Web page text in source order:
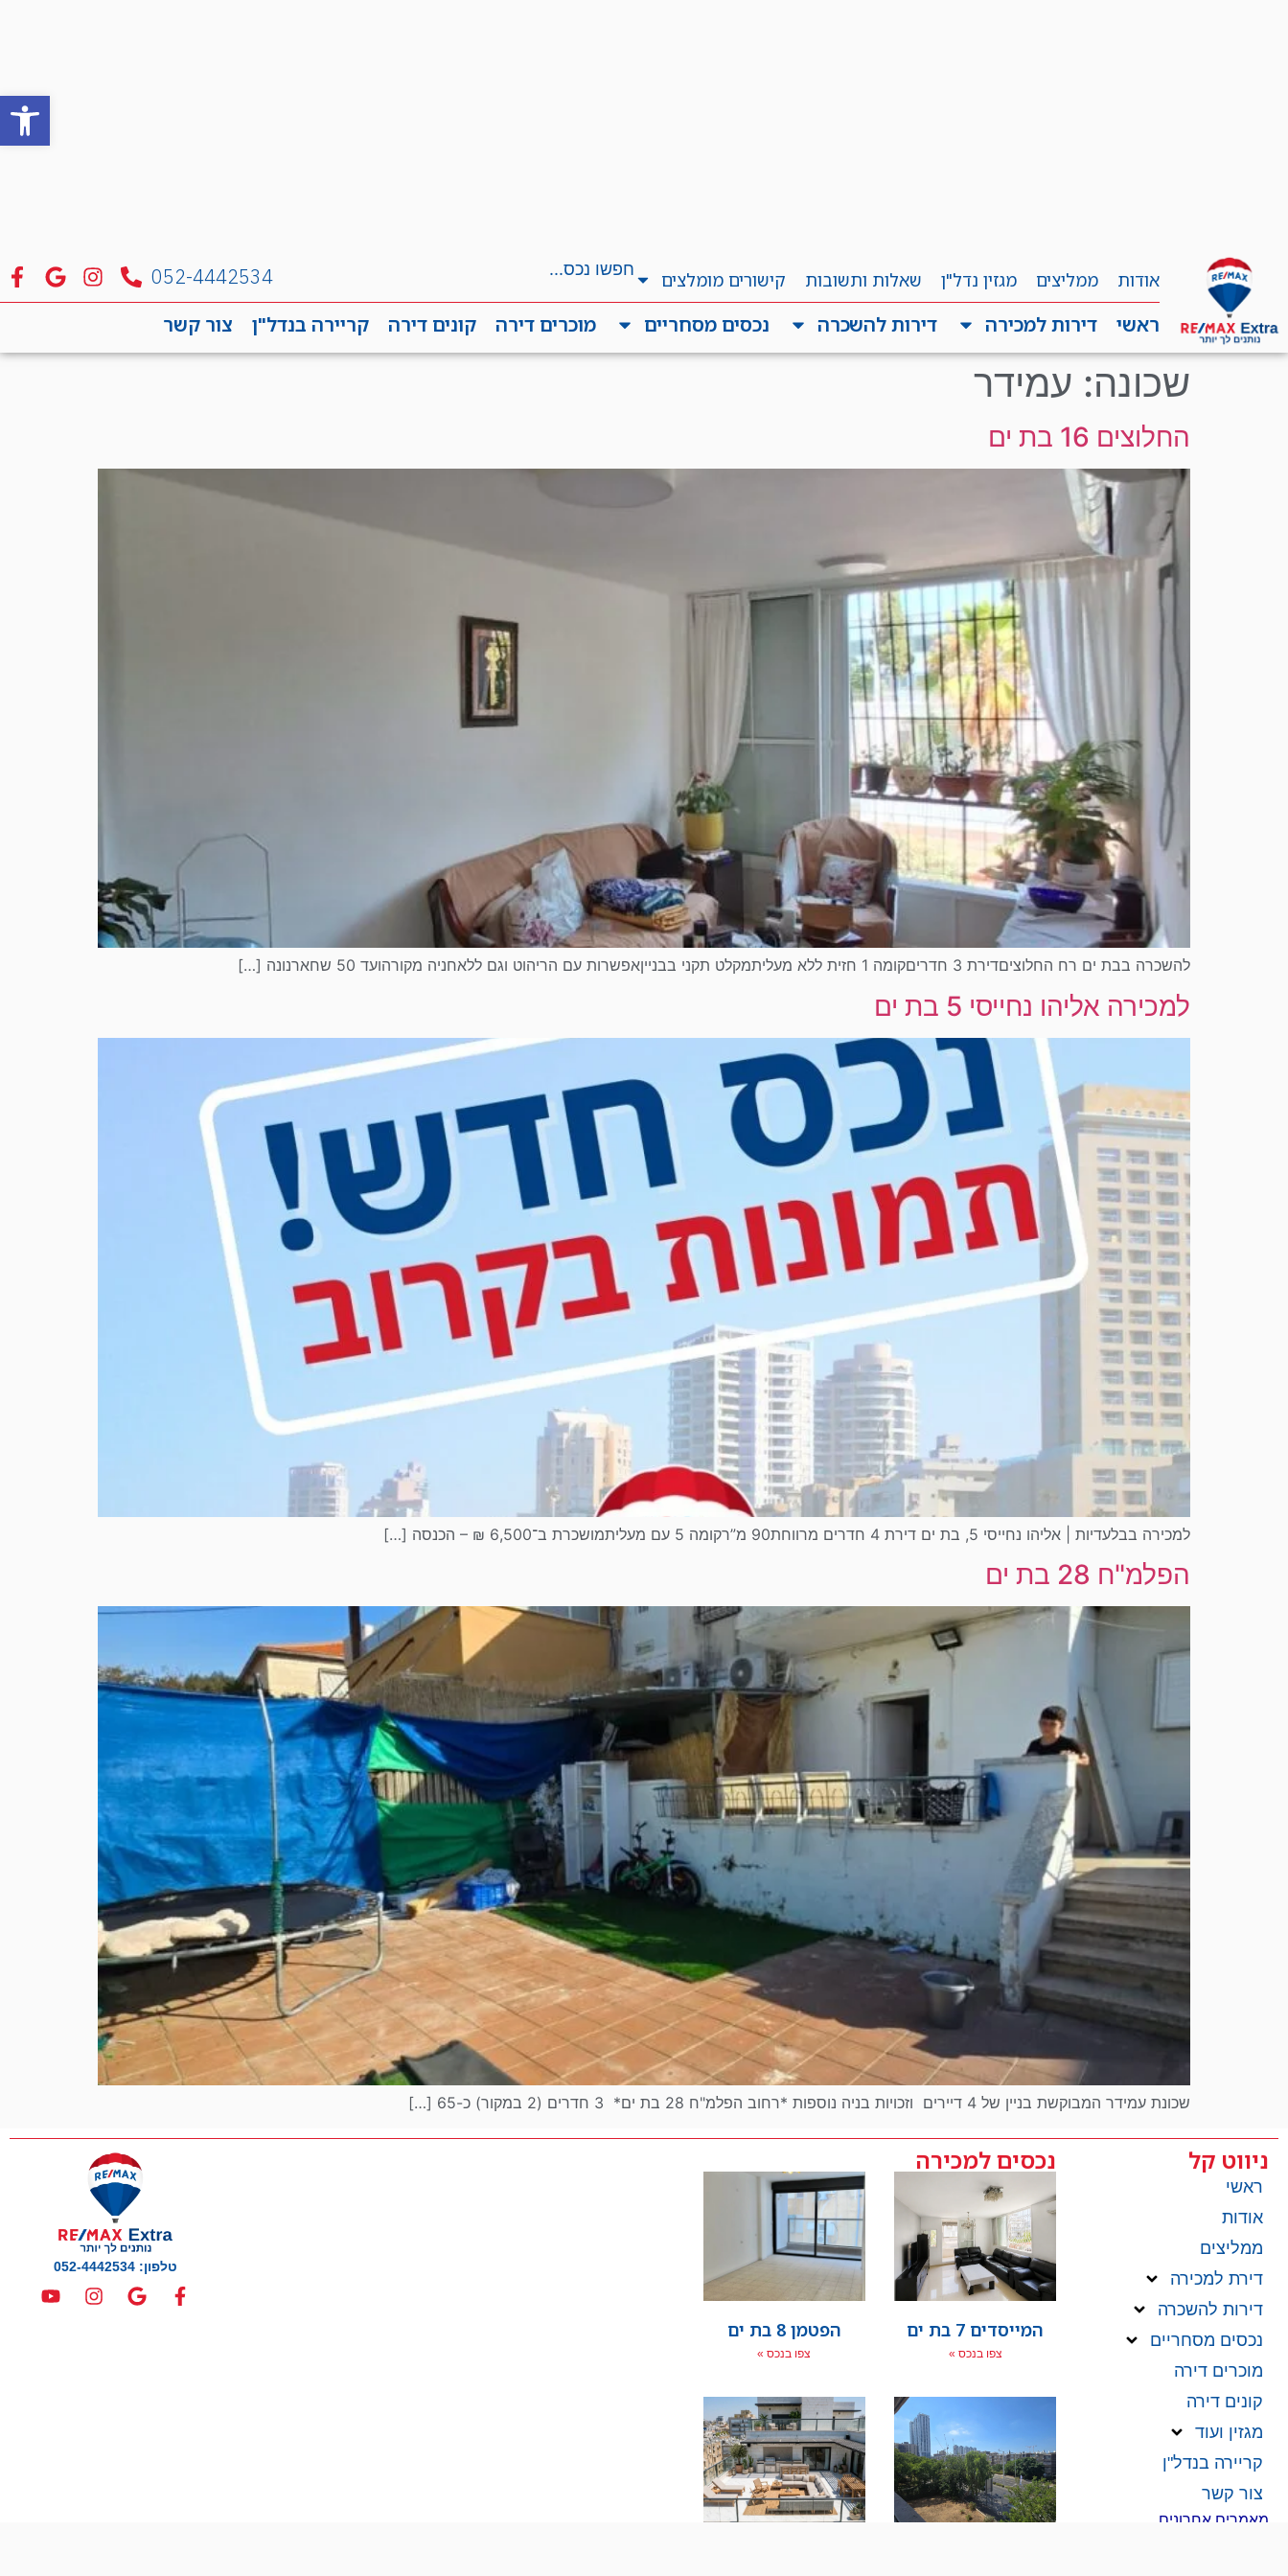
פתח
אודות ממליצים מגזין נדל"ן שאלות ותשובות קישורים מומלצים
052-4442534
ראשי
דירות למכירה דירות להשכרה נכסים מסחריים מוכרים דירה קונים דירה קריירה בנדל"ן צור קשר
שכונה: עמידר
החלוצים 16 בת ים
להשכרה בבת ים רח החלוציםדירת 3 חדריםקומה 1 חזית ללא מעליתמקלט תקני בבנייןאפשרות עם הריהוט וגם ללאחניה מקורהועד 50 שחארנונה […]
למכירה אליהו נחייסי 5 בת ים
למכירה בבלעדיות | אליהו נחייסי 5, בת ים דירת 4 חדרים מרווחת90 מ”רקומה 5 עם מעליתמושכרת ב־6,500 ₪ – הכנסה […]
הפלמ"ח 28 בת ים
שכונת עמידר המבוקשת בניין של 4 דיירים וזכויות בניה נוספות *רחוב הפלמ"ח 28 בת ים* 3 חדרים (2 במקור) כ-65 […]
ניווט קל
ראשי
אודות
ממליצים
דירת למכירה
דירות להשכרה
נכסים מסחריים
מוכרים דירה
קונים דירה
מגזין ועוד
קריירה בנדל"ן
צור קשר
מאמרים אחרונים
נכסים למכירה
המייסדים 7 בת ים
צפו בנכס »
הפטמן 8 בת ים
צפו בנכס »
טלפון: 052-4442534